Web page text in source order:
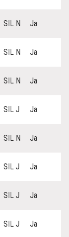
SIL N Ja
SIL N Ja
SIL N Ja
SIL J Ja
SIL N Ja
SIL J Ja
SIL J Ja
SIL J Ja